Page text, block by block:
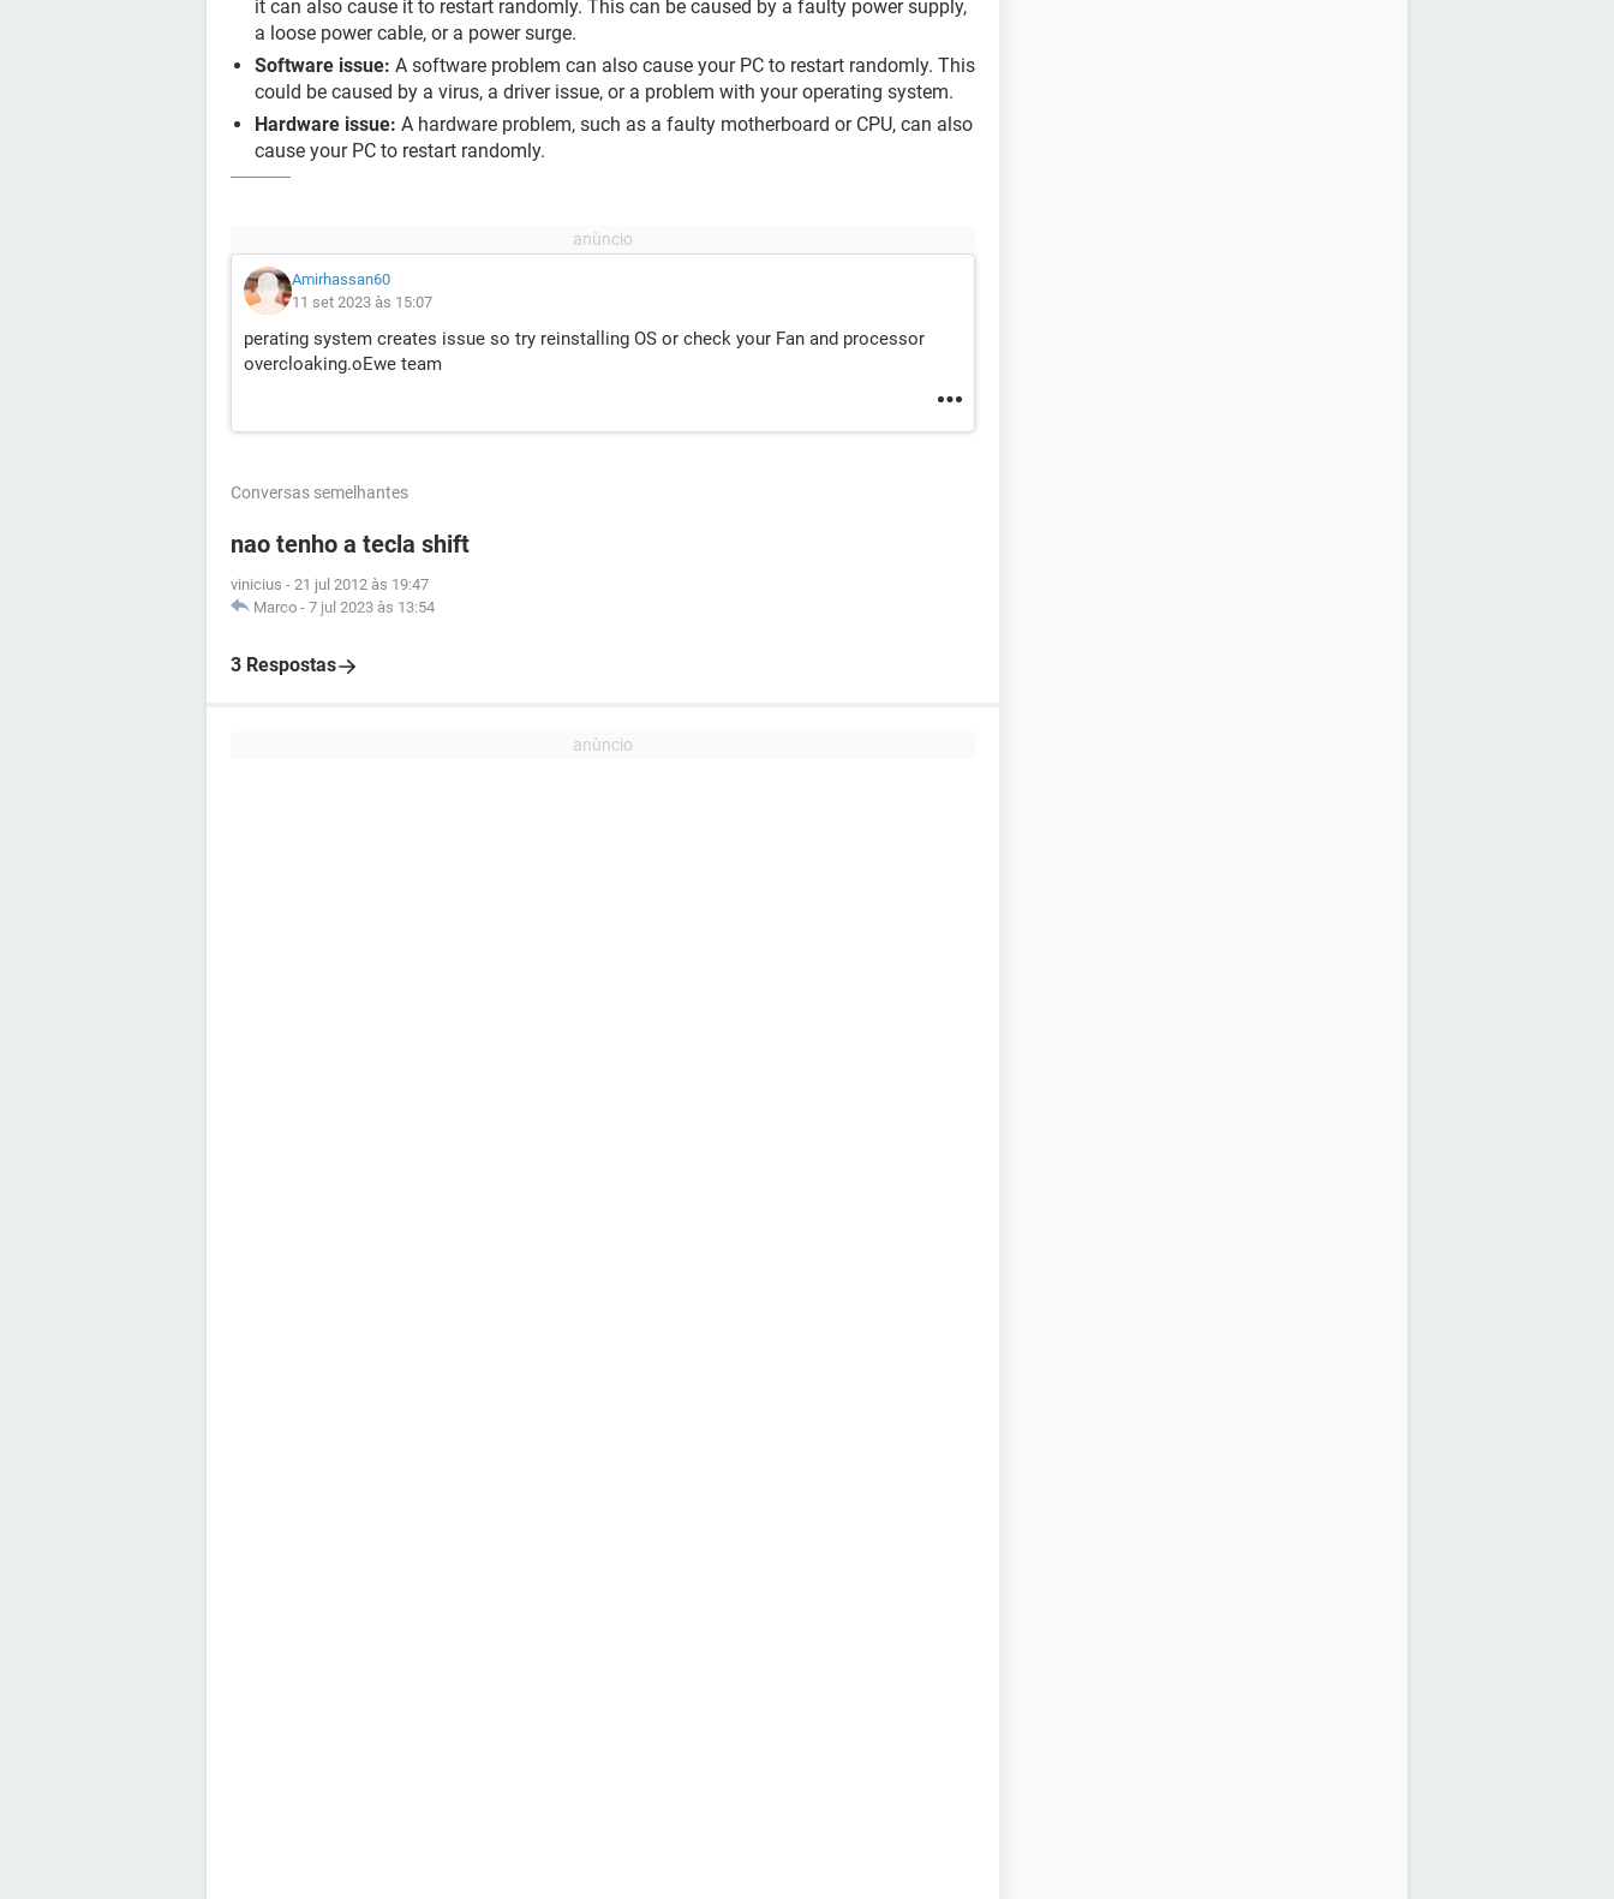
it can also cause it to restart randomly. This can be caused by a faulty power supply,
a loose power cable, or a power surge.
Software issue: A software problem can also cause your PC to restart randomly. This
could be caused by a virus, a driver issue, or a problem with your operating system.
Hardware issue: A hardware problem, such as a faulty motherboard or CPU, can also
cause your PC to restart randomly.
Amirhassan60
11 set 2023 às 15:07
perating system creates issue so try reinstalling OS or check your Fan and processor
overcloaking.oEwe team
Conversas semelhantes
nao tenho a tecla shift
vinicius - 21 jul 2012 às 19:47
Marco - 7 jul 2023 às 13:54
3 Respostas